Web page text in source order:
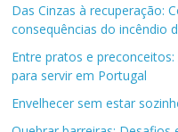
Das Cinzas à recuperação:
consequências do incêndio
Entre pratos e
para servir em Portugal
Envelhecer sem estar